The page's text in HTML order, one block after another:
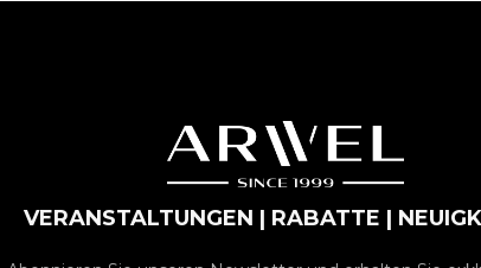
VERANSTALTUNGEN | RABATTE |